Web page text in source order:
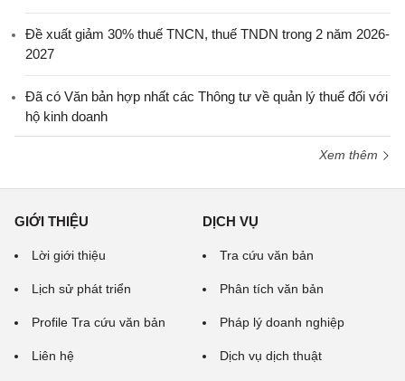
Đề xuất giảm 30% thuế TNCN, thuế TNDN trong 2 năm 2026-
2027
Đã có Văn bản hợp nhất các Thông tư về quản lý thuế đối với
hộ kinh doanh
Xem thêm
GIỚI THIỆU
Lời giới thiệu
Lịch sử phát triển
Profile Tra cứu văn bản
Liên hệ
DỊCH VỤ
Tra cứu văn bản
Phân tích văn bản
Pháp lý doanh nghiệp
Dịch vụ dịch thuật